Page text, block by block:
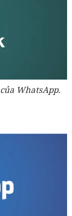
WhatsApp.